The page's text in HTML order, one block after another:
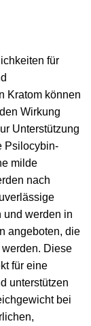
für
Kratom können
Wirkung
Unterstützung
Psilocybin-
milde
nach
und werden in
angeboten, die
Diese
für eine
unterstützen
bei